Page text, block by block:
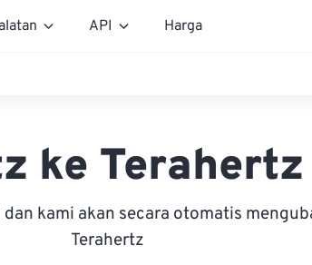
API Harga
ke Terahertz
kami akan secara otomatis
Terahertz